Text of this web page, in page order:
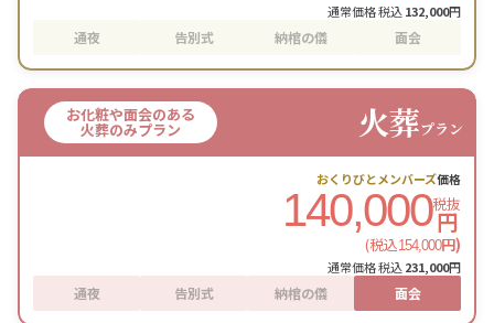
通常価格 税込132,000円
通夜 告別式 納棺の儀 面会
お化粧や面会のある
火葬のみプラン 火葬プラン
おくりびとメンバーズ価格
140,000税抜
円
(税込154,000円)
通常価格 税込231,000円
通夜 告別式 納棺の儀 面会